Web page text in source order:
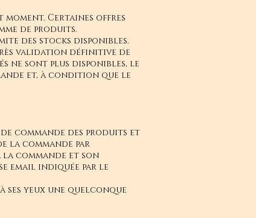
moment. Certaines offres
de produits.
des stocks disponibles.
validation définitive de
ne sont plus disponibles, le
et, à condition que le
commande des produits et
la commande par
la commande et son
email indiquée par le
ses yeux une quelconque